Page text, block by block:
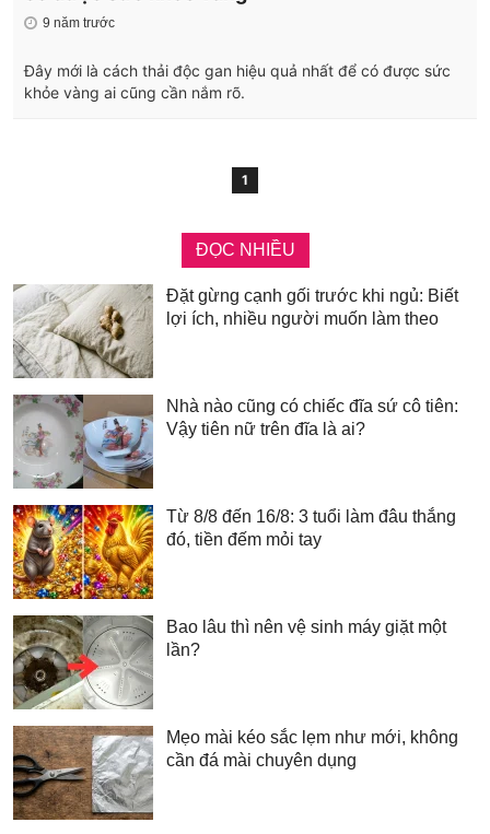
9 năm trước
Đây mới là cách thải độc gan hiệu quả nhất để có được sức
khỏe vàng ai cũng cần nắm rõ.
1
ĐỌC NHIỀU
Đặt gừng cạnh gối trước khi ngủ: Biết
lợi ích, nhiều người muốn làm theo
Nhà nào cũng có chiếc đĩa sứ cô tiên:
Vậy tiên nữ trên đĩa là ai?
Từ 8/8 đến 16/8: 3 tuổi làm đâu thắng
đó, tiền đếm mỏi tay
Bao lâu thì nên vệ sinh máy giặt một
lần?
Mẹo mài kéo sắc lẹm như mới, không
cần đá mài chuyên dụng